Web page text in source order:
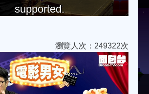
supported.
瀏覽人次：249322次